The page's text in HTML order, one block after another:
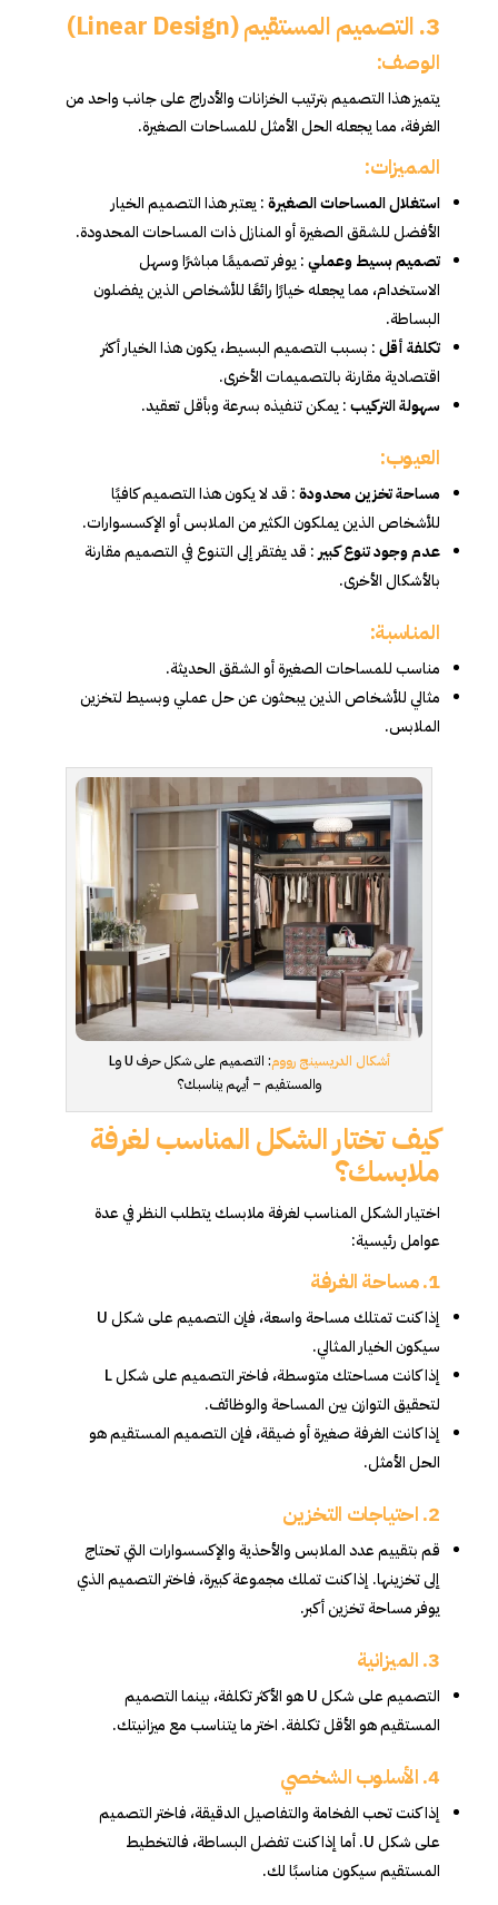
3. التصميم المستقيم (Linear Design)
الوصف:
يتميز هذا التصميم بترتيب الخزانات والأدراج على جانب واحد من
الغرفة، مما يجعله الحل الأمثل للمساحات الصغيرة.
المميزات:
استغلال المساحات الصغيرة: يعتبر هذا التصميم الخيار
الأفضل للشقق الصغيرة أو المنازل ذات المساحات المحدودة.
تصميم بسيط وعملي: يوفر تصميمًا مباشرًا وسهل
الاستخدام، مما يجعله خيارًا رائعًا للأشخاص الذين يفضلون
البساطة.
تكلفة أقل: بسبب التصميم البسيط، يكون هذا الخيار أكثر
اقتصادية مقارنة بالتصميمات الأخرى.
سهولة التركيب: يمكن تنفيذه بسرعة وبأقل تعقيد.
العيوب:
مساحة تخزين محدودة: قد لا يكون هذا التصميم كافيًا
للأشخاص الذين يملكون الكثير من الملابس أو الإكسسوارات.
عدم وجود تنوع كبير : قد يفتقر إلى التنوع في التصميم مقارنة
بالأشكال الأخرى.
المناسبة:
مناسب للمساحات الصغيرة أو الشقق الحديثة.
مثالي للأشخاص الذين يبحثون عن حل عملي وبسيط لتخزين
الملابس.
أشكال الدريسينج رووم
: التصميم على شكل حرف U وL
والمستقيم – أيهم يناسبك؟
كيف تختار الشكل المناسب لغرفة
ملابسك؟
اختيار الشكل المناسب لغرفة ملابسك يتطلب النظر في عدة
عوامل رئيسية:
1. مساحة الغرفة
إذا كنت تمتلك مساحة واسعة، فإن التصميم على شكل U
سيكون الخيار المثالي.
إذا كانت مساحتك متوسطة، فاختر التصميم على شكل L
لتحقيق التوازن بين المساحة والوظائف.
إذا كانت الغرفة صغيرة أو ضيقة، فإن التصميم المستقيم هو
الحل الأمثل.
2. احتياجات التخزين
قم بتقييم عدد الملابس والأحذية والإكسسوارات التي تحتاج
إلى تخزينها. إذا كنت تملك مجموعة كبيرة، فاختر التصميم الذي
يوفر مساحة تخزين أكبر.
3. الميزانية
التصميم على شكل U هو الأكثر تكلفة، بينما التصميم
المستقيم هو الأقل تكلفة. اختر ما يتناسب مع ميزانيتك.
4. الأسلوب الشخصي
إذا كنت تحب الفخامة والتفاصيل الدقيقة، فاختر التصميم
على شكل U. أما إذا كنت تفضل البساطة، فالتخطيط
المستقيم سيكون مناسبًا لك.